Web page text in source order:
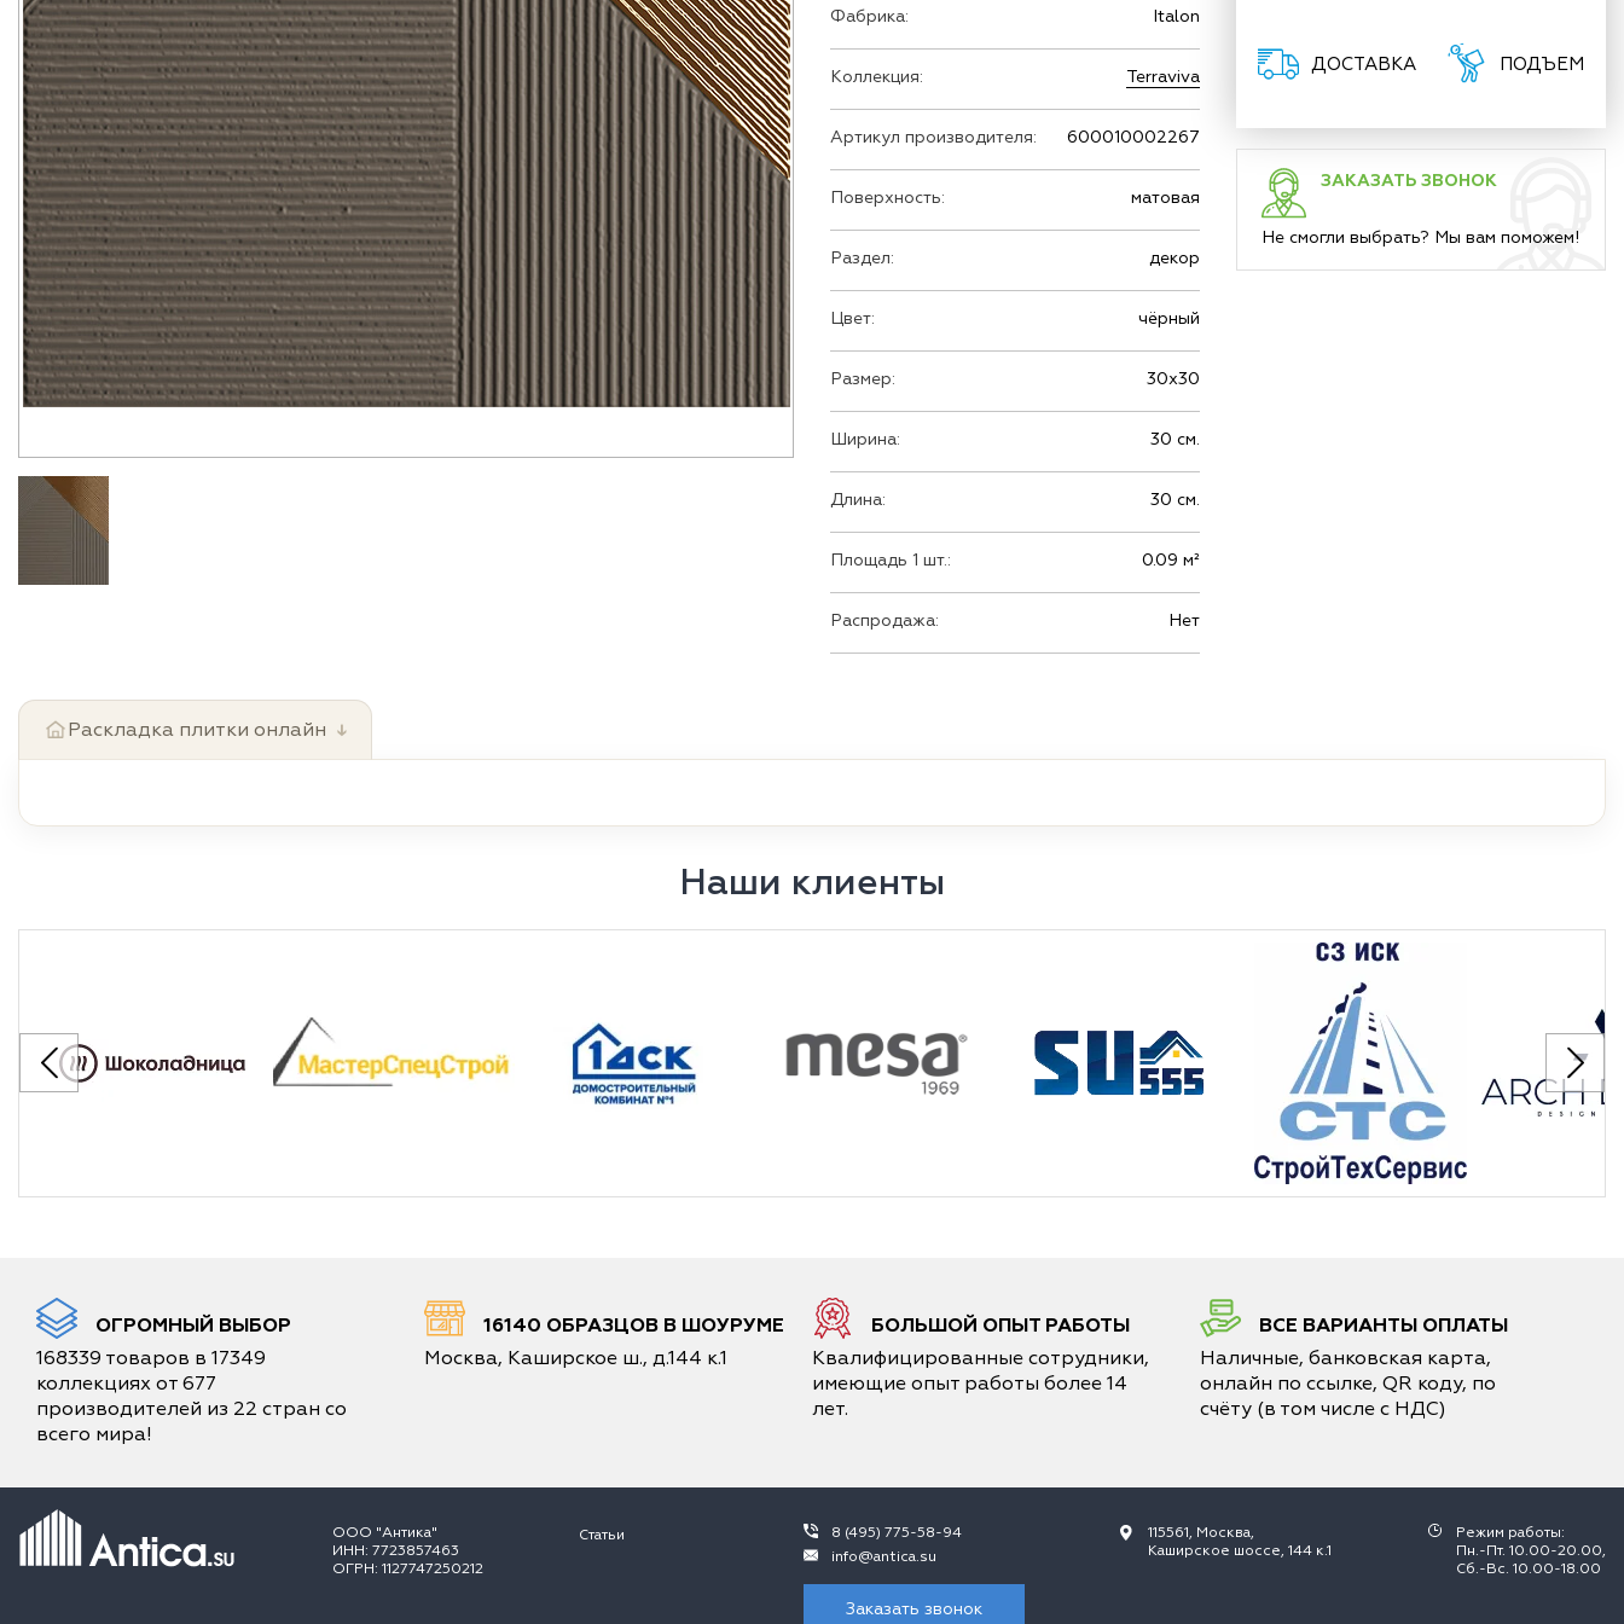
Фабрика: Italon
Коллекция: Terraviva
Артикул производителя: 600010002267
Поверхность: матовая
Раздел: декор
Цвет: чёрный
Размер: 30х30
Ширина: 30 см.
Длина: 30 см.
Площадь 1 шт.: 0.09 м²
Распродажа: Нет
ДОСТАВКА ПОДЪЕМ
ЗАКАЗАТЬ ЗВОНОК
Не смогли выбрать? Мы вам поможем!
Раскладка плитки онлайн ↓
Наши клиенты
ОГРОМНЫЙ ВЫБОР
168339 товаров в 17349
коллекциях от 677
производителей из 22 стран со
всего мира!
16140 ОБРАЗЦОВ В ШОУРУМЕ
Москва, Каширское ш., д.144 к.1
БОЛЬШОЙ ОПЫТ РАБОТЫ
Квалифицированные сотрудники,
имеющие опыт работы более 14
лет.
ВСЕ ВАРИАНТЫ ОПЛАТЫ
Наличные, банковская карта,
онлайн по ссылке, QR коду, по
счёту (в том числе с НДС)
ООО "Антика"
ИНН: 7723857463
ОГРН: 1127747250212
Статьи
8 (495) 775-58-94
info@antica.su
Заказать звонок
115561, Москва,
Каширское шоссе, 144 к.1
Режим работы:
Пн.-Пт. 10.00-20.00,
Сб.-Вс. 10.00-18.00